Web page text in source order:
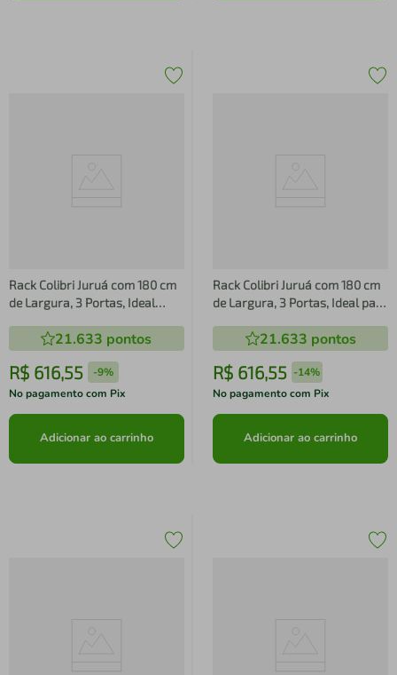
Rack Colibri Juruá com 180 cm
de Largura, 3 Portas, Ideal
21.633 pontos
R$ 616,55 -9%
No pagamento com Pix
Adicionar ao carrinho
Rack Colibri Juruá com 180 cm
de Largura, 3 Portas, Ideal para
21.633 pontos
R$ 616,55 -14%
No pagamento com Pix
Adicionar ao carrinho